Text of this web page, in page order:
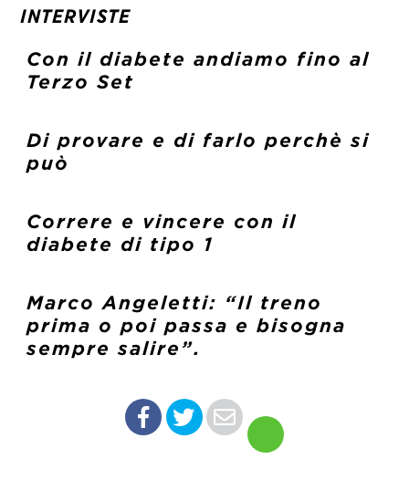
INTERVISTE
Con il diabete andiamo fino al
Terzo Set
Di provare e di farlo perchè si
può
Correre e vincere con il
diabete di tipo 1
Marco Angeletti: “Il treno
prima o poi passa e bisogna
sempre salire”.